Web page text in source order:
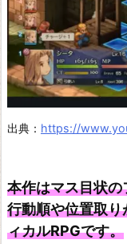
F
A
N
T
A
S
X
V
I
出典： https://
本作はマス目状
行動順や位置取
ィカルRPGです。